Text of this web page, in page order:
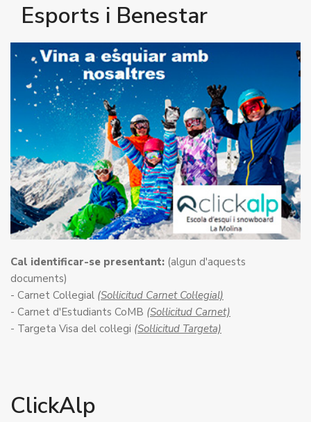
Esports i Benestar
Cal identificar-se presentant: (algun d'aquests
documents)
- Carnet Col·legial (Sol·licitud Carnet Col·legial)
- Carnet d'Estudiants CoMB (Sol·licitud Carnet)
- Targeta Visa del col·legi (Sol·licitud Targeta)
ClickAlp